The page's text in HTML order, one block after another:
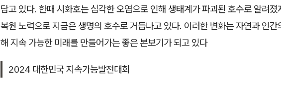
담고 있다. 한때 시화호는 심각한 오염으로 인해 생태계가 파괴된 호수로 알려
복원 노력으로 지금은 생명의 호수로 거듭나고 있다. 이러한 변화는 자연과 인간
해 지속 가능한 미래를 만들어가는 좋은 본보기가 되고 있다
2024 대한민국 지속가능발전대회